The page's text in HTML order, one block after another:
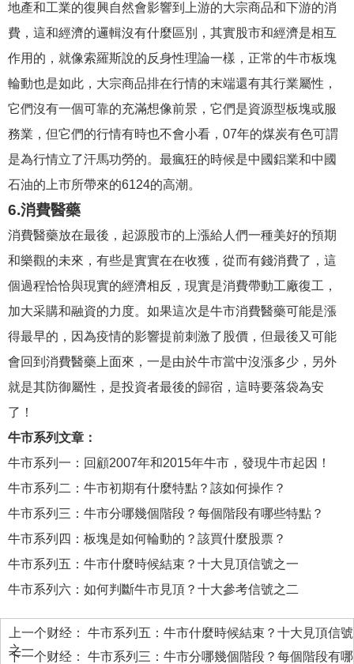
地產和工業的復興自然會影響到上游的大宗商品和下游的消
費，這和經濟的邏輯沒有什麼區別，其實股市和經濟是相互
作用的，就像索羅斯說的反身性理論一樣，正常的牛市板塊
輪動也是如此，大宗商品排在行情的末端還有其行業屬性，
它們沒有一個可靠的充滿想像前景，它們是資源型板塊或服
務業，但它們的行情有時也不會小看，07年的煤炭有色可謂
是為行情立了汗馬功勞的。最瘋狂的時候是中國鋁業和中國
石油的上市所帶來的6124的高潮。
6.消費醫藥
消費醫藥放在最後，起源股市的上漲給人們一種美好的預期
和樂觀的未來，有些是實實在在收獲，從而有錢消費了，這
個過程恰恰與現實的經濟相反，現實是消費帶動工廠復工，
加大采購和融資的力度。如果這次是牛市消費醫藥可能是漲
得最早的，因為疫情的影響提前刺激了股價，但最後又可能
會回到消費醫藥上面來，一是由於牛市當中沒漲多少，另外
就是其防御屬性，是投資者最後的歸宿，這時要落袋為安
了！
牛市系列文章：
牛市系列一：回顧2007年和2015年牛市，發現牛市起因！
牛市系列二：牛市初期有什麼特點？該如何操作？
牛市系列三：牛市分哪幾個階段？每個階段有哪些特點？
牛市系列四：板塊是如何輪動的？該買什麼股票？
牛市系列五：牛市什麼時候結束？十大見頂信號之一
牛市系列六：如何判斷牛市見頂？十大參考信號之二
上一个财经： 牛市系列五：牛市什麼時候結束？十大見頂信號
之一
下一个财经： 牛市系列三：牛市分哪幾個階段？每個階段有哪